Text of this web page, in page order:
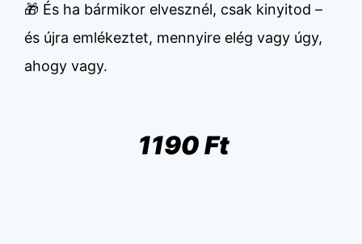
🎁 És ha bármikor elvesznél, csak kinyitod –
és újra emlékeztet, mennyire elég vagy úgy,
ahogy vagy.
1190 Ft